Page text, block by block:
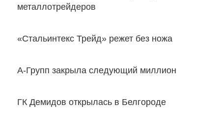
металлотрейдеров
«Стальинтекс Трейд» режет без ножа
А-Групп закрыла следующий миллион
ГК Демидов открылась в Белгороде